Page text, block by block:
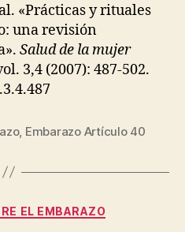
«Prácticas y rituales
una revisión
Salud de la mujer
3,4 (2007): 487-502.
, Embarazo Artículo 40
Categorías
EL EMBARAZO